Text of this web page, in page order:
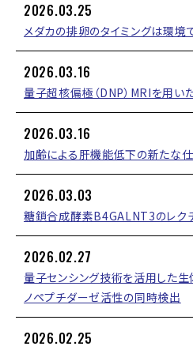
2026.03.25
メダカの排卵のタイミングは環境
2026.03.16
量子超核偏極（DNP）MRIを用
2026.03.16
加齢による肝機能低下の新たな
2026.03.03
糖鎖合成酵素B4GALNT3のレク
2026.02.27
量子センシング技術を活用した
ノペプチダーゼ活性の同時検出
2026.02.25